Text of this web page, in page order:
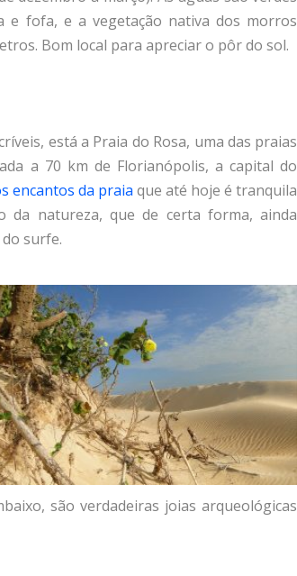
e fofa, e a vegetação nativa dos morros
Bom local para apreciar o pôr do sol.
está a Praia do Rosa, uma das praias
a 70 km de Florianópolis, a capital do
encantos da praia que até hoje é tranquila
da natureza, que de certa forma, ainda
surfe.
são verdadeiras joias arqueológicas